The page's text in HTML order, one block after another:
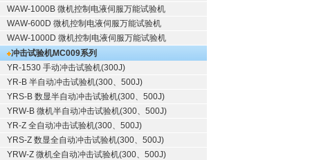
WAW-1000B 微机控制电液伺服万能试验机
WAW-600D 微机控制电液伺服万能试验机
WAW-1000D 微机控制电液伺服万能试验机
冲击试验机MC009系列
YR-1530 手动冲击试验机(300J)
YR-B 半自动冲击试验机(300、500J)
YRS-B 数显半自动冲击试验机(300、500J)
YRW-B 微机半自动冲击试验机(300、500J)
YR-Z 全自动冲击试验机(300、500J)
YRS-Z 数显全自动冲击试验机(300、500J)
YRW-Z 微机全自动冲击试验机(300、500J)